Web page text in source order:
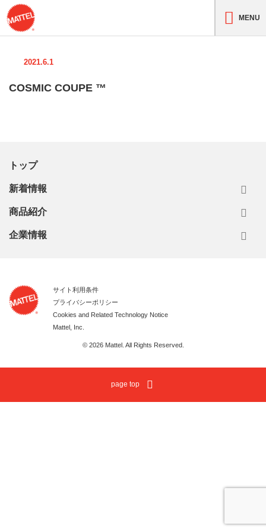
MENU
2021.6.1
COSMIC COUPE ™
トップ
新着情報
商品紹介
企業情報
サイト利用条件
プライバシーポリシー
Cookies and Related Technology Notice
Mattel, Inc.
© 2026 Mattel. All Rights Reserved.
page top